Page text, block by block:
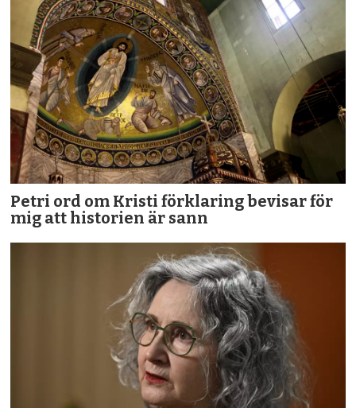
Petri ord om Kristi förklaring bevisar för
mig att historien är sann